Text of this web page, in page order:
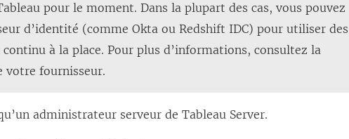
pour le moment. Dans la plupart des cas, vous pouvez
d’identité (comme Okta ou Redshift IDC) pour utiliser des
à la place. Pour plus d’informations, consultez la
votre fournisseur.
administrateur serveur deTableau Server.